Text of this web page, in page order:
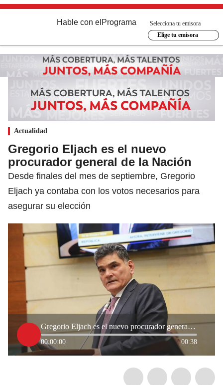
Hable con el Programa
Selecciona tu emisora
Elige tu emisora
Actualidad
Gregorio Eljach es el nuevo
procurador general de la Nación
Desde finales del mes de septiembre, Gregorio
Eljach ya contaba con los votos necesarios para
asegurar su elección
Gregorio Eljach es el nuevo procurador general de la Nación
00:00:00 00:38